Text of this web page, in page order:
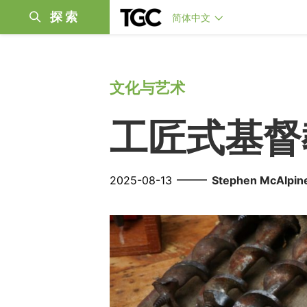
探索 简体中文
文化与艺术
工匠式基
2025-08-13 —— Stephen